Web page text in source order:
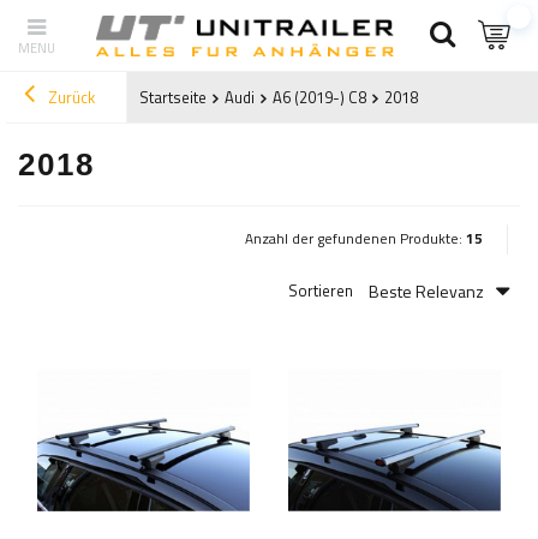
Zurück Startseite Audi A6 (2019-) C8 2018
2018
Anzahl der gefundenen Produkte: 15
Sortieren Beste Relevanz